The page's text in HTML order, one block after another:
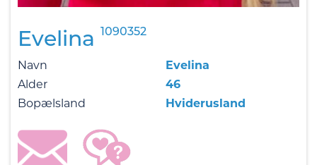
Evelina 1090352
Navn
Evelina
Alder
46
Bopælsland
Hviderusland